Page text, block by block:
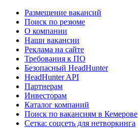
Размещение вакансий
Поиск по резюме
О компании
Наши вакансии
Реклама на сайте
Требования к ПО
Безопасный HeadHunter
HeadHunter API
Партнерам
Инвесторам
Каталог компаний
Поиск по вакансиям в Кемерове
Сетка: соцсеть для нетворкинга